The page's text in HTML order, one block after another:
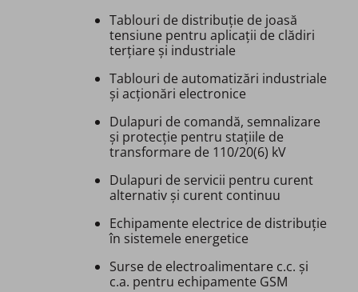
Tablouri de distribuţie de joasă
tensiune pentru aplicaţii de clădiri
terţiare şi industriale
Tablouri de automatizări industriale
și acționări electronice
Dulapuri de comandă, semnalizare
și protecție pentru stațiile de
transformare de 110/20(6) kV
Dulapuri de servicii pentru curent
alternativ și curent continuu
Echipamente electrice de distribuție
în sistemele energetice
Surse de electroalimentare c.c. și
c.a. pentru echipamente GSM